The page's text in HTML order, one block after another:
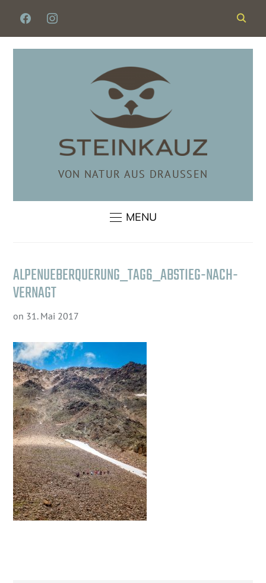
FACEBOOKINSTAGRAM
VON NATUR AUS DRAUSSEN
MENU
ALPENUEBERQUERUNG_TAG6_ABSTIEG-NACH-
VERNAGT
on 31. Mai 2017